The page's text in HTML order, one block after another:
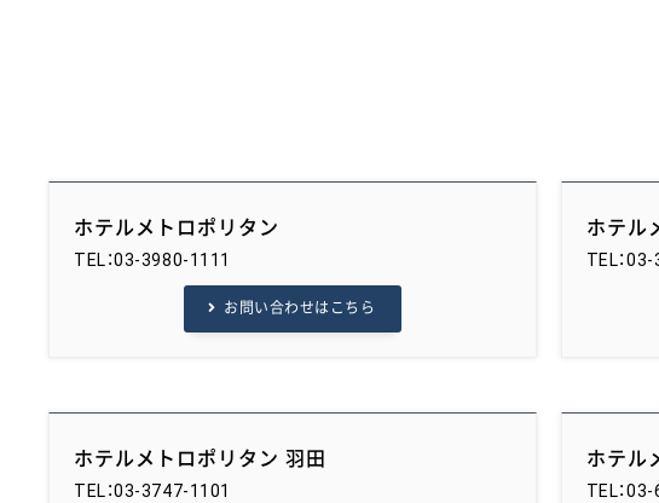
ホテルメトロポリタン
TEL：03-3980-1111
お問い合わせはこちら
ホテル
TEL：
ホテルメトロポリタン 羽田
TEL：03-3747-1101
ホテル
TEL：